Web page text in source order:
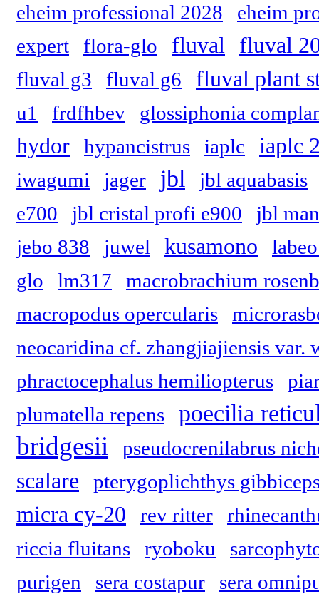
eheim professional 2028
eheim
expert
flora-glo fluval fluval
fluval g3 fluval g6 fluval plant
u1 frdfhbev glossiphonia
hydor hypancistrus iaplc iaplc
iwagumi jager jbl
jbl aquabasis
e700
jbl cristal profi e900
jbl
jebo 838
juwel kusamono
glo
lm317
macrobrachium
macropodus opercularis
neocaridina cf. zhangjiajiensis var.
phractocephalus hemiliopterus
plumatella repens
poecilia
bridgesii pseudocrenilabrus
scalare pterygoplichthys
micra cy-20 rev ritter
riccia fluitans
ryoboku
purigen
sera costapur
sera